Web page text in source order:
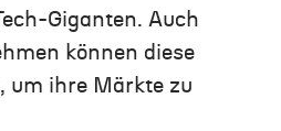
Giganten. Auch
können diese
um ihre Märkte zu